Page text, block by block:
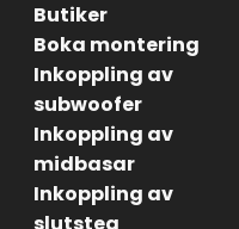
Butiker
Boka montering
Inkoppling av
subwoofer
Inkoppling av
midbasar
Inkoppling av